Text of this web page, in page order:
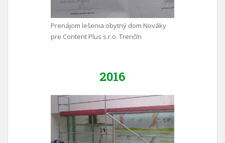
Prenájom lešenia obytný dom Nováky
pre Content Plus s.r.o. Trenčín
2016